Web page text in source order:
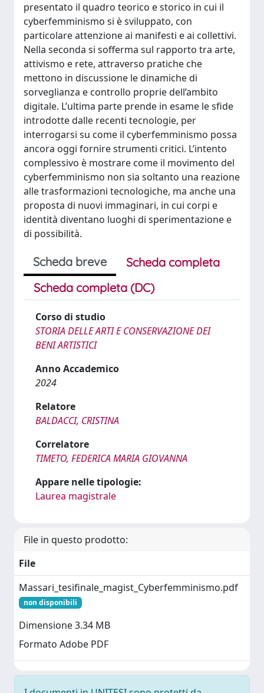
presentato il quadro teorico e storico in cui il
cyberfemminismo si è sviluppato, con
particolare attenzione ai manifesti e ai collettivi.
Nella seconda si sofferma sul rapporto tra arte,
attivismo e rete, attraverso pratiche che
mettono in discussione le dinamiche di
sorveglianza e controllo proprie dell’ambito
digitale. L’ultima parte prende in esame le sfide
introdotte dalle recenti tecnologie, per
interrogarsi su come il cyberfemminismo possa
ancora oggi fornire strumenti critici. L’intento
complessivo è mostrare come il movimento del
cyberfemminismo non sia soltanto una reazione
alle trasformazioni tecnologiche, ma anche una
proposta di nuovi immaginari, in cui corpi e
identità diventano luoghi di sperimentazione e
di possibilità.
Scheda breve
Scheda completa
Scheda completa (DC)
Corso di studio
STORIA DELLE ARTI E CONSERVAZIONE DEI
BENI ARTISTICI
Anno Accademico
2024
Relatore
BALDACCI, CRISTINA
Correlatore
TIMETO, FEDERICA MARIA GIOVANNA
Appare nelle tipologie:
Laurea magistrale
File in questo prodotto:
File
Massari_tesifinale_magist_Cyberfemminismo.pdf
non disponibili
Dimensione 3.34 MB
Formato Adobe PDF